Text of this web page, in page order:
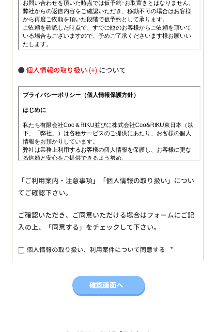
●個人情報の取り扱い について
「ご利用案内・注意事項」「個人情報の取り扱い」につい
てご確認下さい。
ご確認いただき、ご同意いただける場合はフォームにご記
入の上、「同意する」をチェックして下さい。
個人情報の取り扱い、利用案件について同意する *